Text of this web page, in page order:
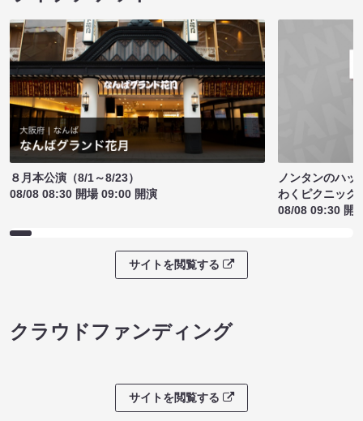
８月本公演（8/1～8/23）
08/08 08:30 開場 09:00 開演
ノンタンのハッ
わくピクニック
08/08 09:30 開
サイトを閲覧する
クラウドファンディング
サイトを閲覧する